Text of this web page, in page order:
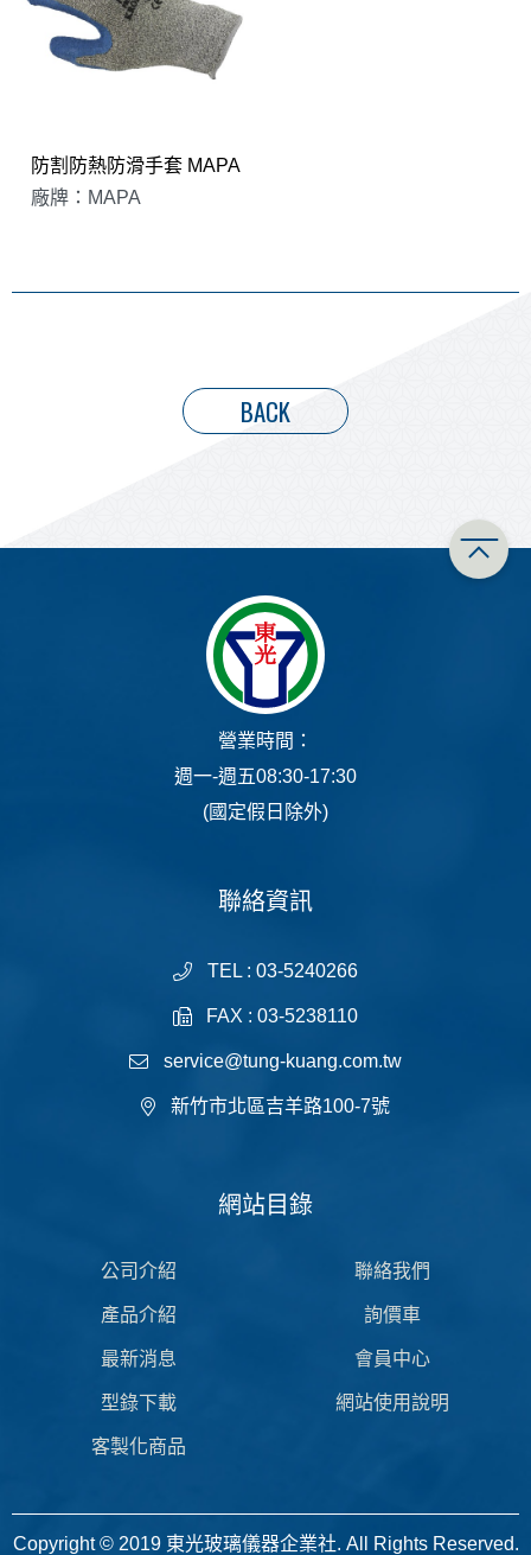
防割防熱防滑手套 MAPA
廠牌：MAPA
BACK
營業時間：
週一-週五08:30-17:30
(國定假日除外)
聯絡資訊
TEL : 03-5240266
FAX : 03-5238110
service@tung-kuang.com.tw
新竹市北區吉羊路100-7號
網站目錄
公司介紹
產品介紹
最新消息
型錄下載
客製化商品
聯絡我們
詢價車
會員中心
網站使用說明
Copyright © 2019 東光玻璃儀器企業社. All Rights Reserved.